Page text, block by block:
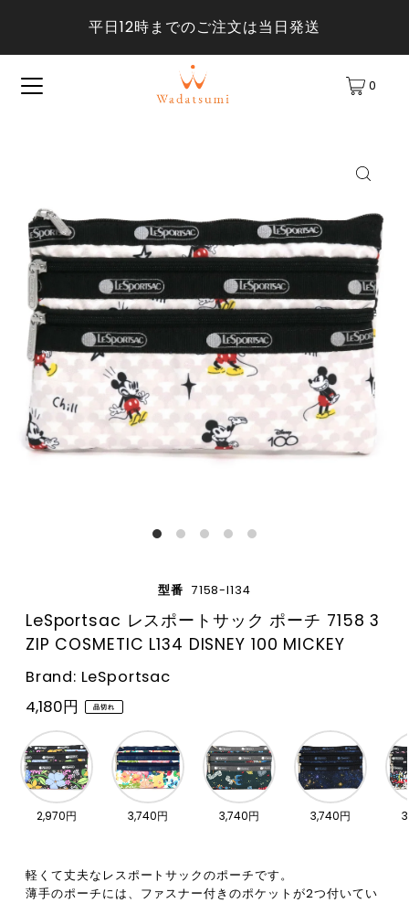
平日12時までのご注文は当日発送
0
型番 7158-l134
LeSportsac レスポートサック ポーチ 7158 3
ZIP COSMETIC L134 DISNEY 100 MICKEY
Brand: LeSportsac
4,180円 品切れ
2,970円 3,740円 3,740円 3,740円
軽くて丈夫なレスポートサックのポーチです。
薄手のポーチには、ファスナー付きのポケットが2つ付いてい